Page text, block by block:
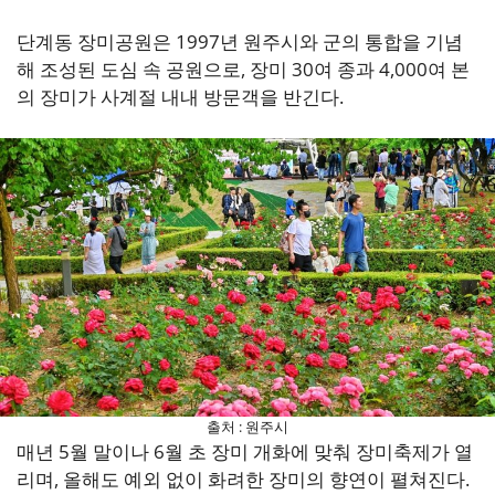
단계동 장미공원은 1997년 원주시와 군의 통합을 기념
해 조성된 도심 속 공원으로, 장미 30여 종과 4,000여 본
의 장미가 사계절 내내 방문객을 반긴다.
출처 : 원주시
매년 5월 말이나 6월 초 장미 개화에 맞춰 장미축제가 열
리며, 올해도 예외 없이 화려한 장미의 향연이 펼쳐진다.